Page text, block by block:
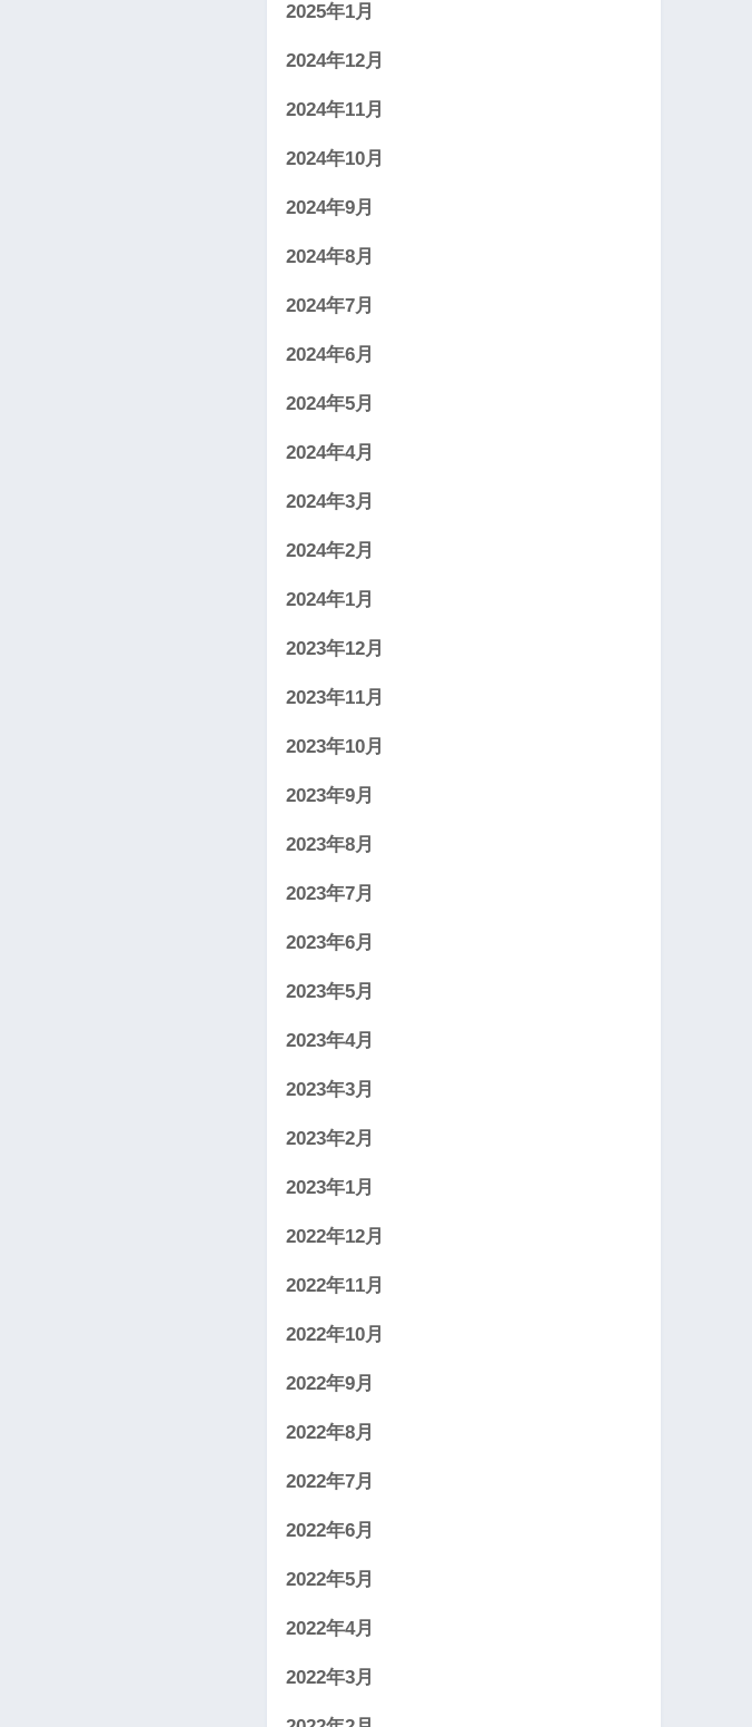
2025年1月
2024年12月
2024年11月
2024年10月
2024年9月
2024年8月
2024年7月
2024年6月
2024年5月
2024年4月
2024年3月
2024年2月
2024年1月
2023年12月
2023年11月
2023年10月
2023年9月
2023年8月
2023年7月
2023年6月
2023年5月
2023年4月
2023年3月
2023年2月
2023年1月
2022年12月
2022年11月
2022年10月
2022年9月
2022年8月
2022年7月
2022年6月
2022年5月
2022年4月
2022年3月